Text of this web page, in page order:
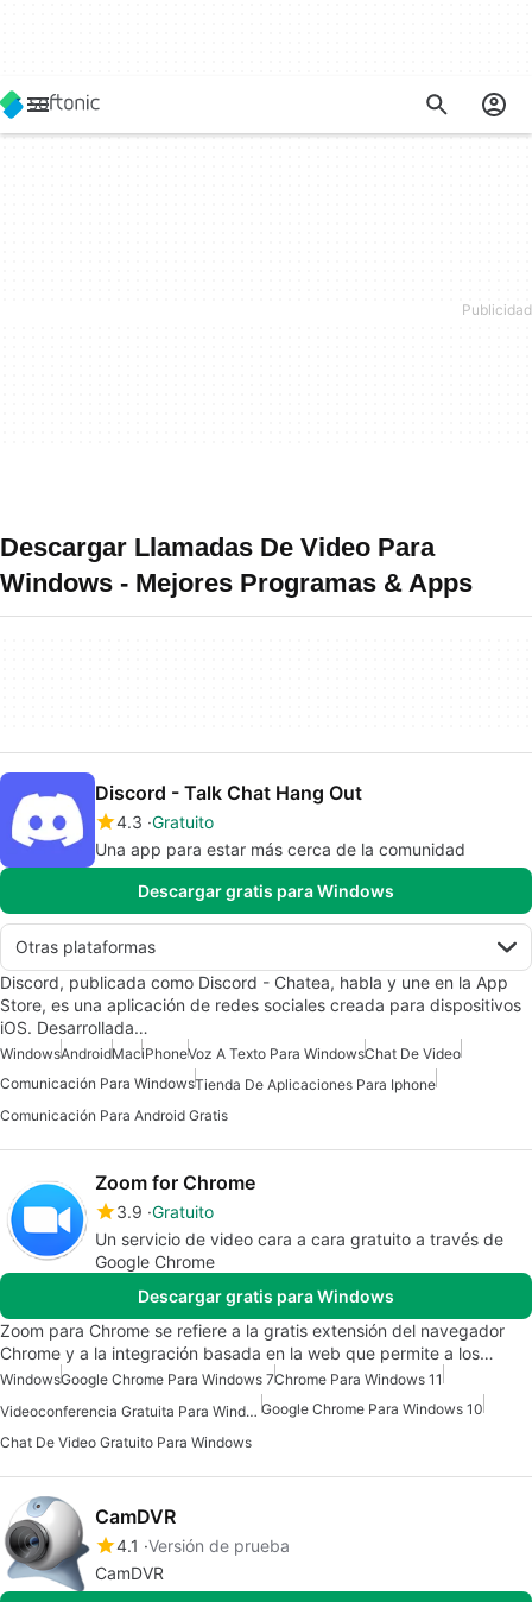
Descargar Llamadas De Video Para
Windows - Mejores Programas & Apps
Discord - Talk Chat Hang Out
4.3 Gratuito
Una app para estar más cerca de la comunidad
Descargar gratis para Windows
Otras plataformas
Discord, publicada como Discord - Chatea, habla y une en la App
Store, es una aplicación de redes sociales creada para dispositivos
iOS. Desarrollada…
WindowsAndroidMaciPhoneVoz A Texto Para WindowsChat De Video
Comunicación Para WindowsTienda De Aplicaciones Para Iphone
Comunicación Para Android Gratis
Zoom for Chrome
3.9 Gratuito
Un servicio de video cara a cara gratuito a través de
Google Chrome
Descargar gratis para Windows
Zoom para Chrome se refiere a la gratis extensión del navegador
Chrome y a la integración basada en la web que permite a los…
WindowsGoogle Chrome Para Windows 7Chrome Para Windows 11
Videoconferencia Gratuita Para Windows Google Chrome Para Windows 10
Chat De Video Gratuito Para Windows
CamDVR
4.1 Versión de prueba
CamDVR